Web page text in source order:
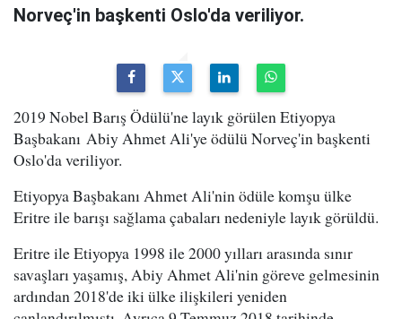
Norveç'in başkenti Oslo'da veriliyor.
2019 Nobel Barış Ödülü'ne layık görülen Etiyopya
Başbakanı Abiy Ahmet Ali'ye ödülü Norveç'in başkenti
Oslo'da veriliyor.
Etiyopya Başbakanı Ahmet Ali'nin ödüle komşu ülke
Eritre ile barışı sağlama çabaları nedeniyle layık görüldü.
Eritre ile Etiyopya 1998 ile 2000 yılları arasında sınır
savaşları yaşamış, Abiy Ahmet Ali'nin göreve gelmesinin
ardından 2018'de iki ülke ilişkileri yeniden